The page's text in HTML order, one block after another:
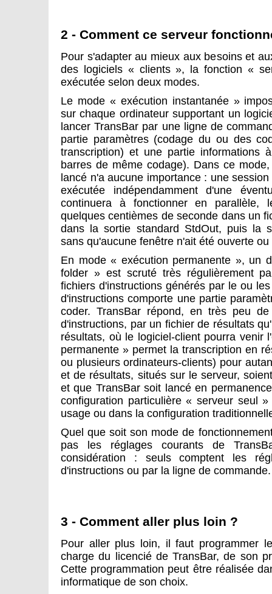
2 - Comment ce serveur
Pour s'adapter au mieux aux besoins et
des logiciels « clients », la fonction «
exécutée selon deux modes.
Le mode « exécution instantanée »
sur chaque ordinateur supportant un
lancer TransBar par une ligne de
partie paramètres (codage du ou des
transcription) et une partie informations
barres de même codage). Dans ce
lancé n'a aucune importance : une
exécutée indépendamment d'une
continuera à fonctionner en parallèle,
quelques centièmes de seconde dans un
dans la sortie standard StdOut, puis la
sans qu'aucune fenêtre n'ait été ouverte
En mode « exécution permanente », un
folder » est scruté très régulièrement
fichiers d'instructions générés par le ou
d'instructions comporte une partie
coder. TransBar répond, en très peu
d'instructions, par un fichier de résultats
résultats, où le logiciel-client pourra venir
permanente » permet la transcription en
ou plusieurs ordinateurs-clients) pour
et de résultats, situés sur le serveur,
et que TransBar soit lancé en
configuration particulière « serveur seul
usage ou dans la configuration
Quel que soit son mode de
pas les réglages courants de
considération : seuls comptent les
d'instructions ou par la ligne de commande.
3 - Comment aller plus loin ?
Pour aller plus loin, il faut programmer
charge du licencié de TransBar, de son
Cette programmation peut être réalisée
informatique de son choix.